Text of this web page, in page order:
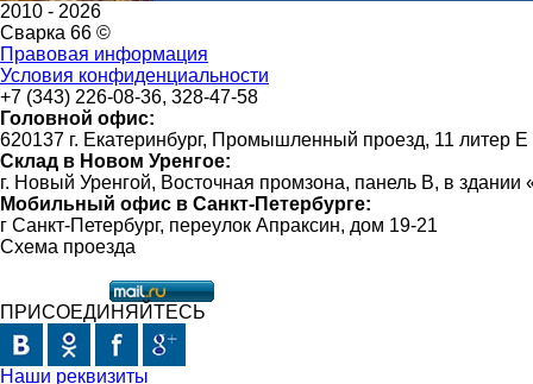
2010 - 2026
Сварка 66 ©
Правовая информация
Условия конфиденциальности
+7 (343) 226-08-36, 328-47-58
Головной офис:
620137 г. Екатеринбург, Промышленный проезд, 11 литер Е
Склад в Новом Уренгое:
г. Новый Уренгой, Восточная промзона, панель В, в
Мобильный офис в Санкт-Петербурге:
г Санкт-Петербург, переулок Апраксин, дом 19-21
Схема проезда
ПРИСОЕДИНЯЙТЕСЬ
Наши реквизиты